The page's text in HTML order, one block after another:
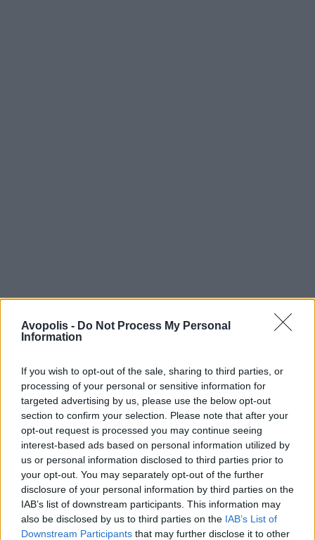
Avopolis - Do Not Process My Personal
Information
If you wish to opt-out of the sale, sharing to third parties, or
processing of your personal or sensitive information for
targeted advertising by us, please use the below opt-out
section to confirm your selection. Please note that after your
opt-out request is processed you may continue seeing
interest-based ads based on personal information utilized by
us or personal information disclosed to third parties prior to
your opt-out. You may separately opt-out of the further
disclosure of your personal information by third parties on the
IAB’s list of downstream participants. This information may
also be disclosed by us to third parties on the IAB’s List of
Downstream Participants that may further disclose it to other